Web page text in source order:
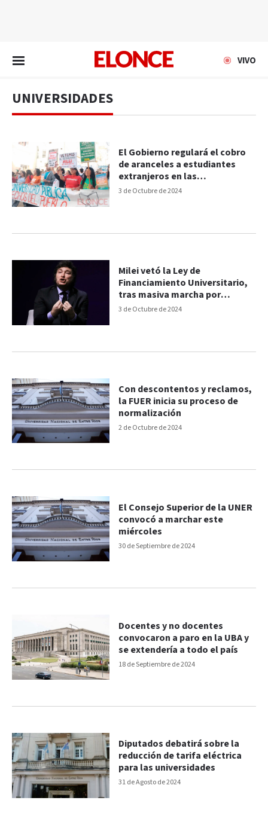
VIVO
UNIVERSIDADES
3 de Octubre de 2024
El Gobierno regulará el cobro
de aranceles a estudiantes
extranjeros en las
universidades
3 de Octubre de 2024
Milei vetó la Ley de
Financiamiento Universitario,
tras masiva marcha por
educación pública
2 de Octubre de 2024
Con descontentos y reclamos,
la FUER inicia su proceso de
normalización
30 de Septiembre de 2024
El Consejo Superior de la UNER
convocó a marchar este
miércoles
18 de Septiembre de 2024
Docentes y no docentes
convocaron a paro en la UBA y
se extendería a todo el país
31 de Agosto de 2024
Diputados debatirá sobre la
reducción de tarifa eléctrica
para las universidades